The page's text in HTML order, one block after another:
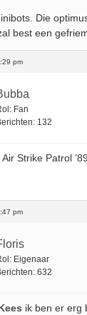
Die
best een
pm
Fan
132
Strike Patrol ’89
pm
Eigenaar
632
ik ben er erg